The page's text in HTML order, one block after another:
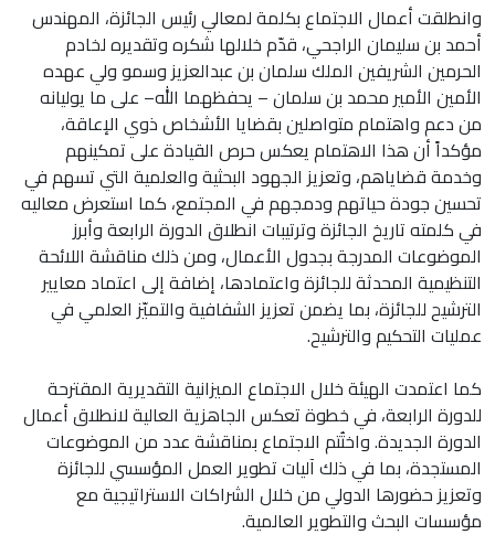
وانطلقت أعمال الاجتماع بكلمة لمعالي رئيس الجائزة، المهندس
أحمد بن سليمان الراجحي، قدّم خلالها شكره وتقديره لخادم
الحرمين الشريفين الملك سلمان بن عبدالعزيز وسمو ولي عهده
الأمين الأمير محمد بن سلمان – يحفظهما الله– على ما يوليانه
من دعم واهتمام متواصلين بقضايا الأشخاص ذوي الإعاقة،
مؤكداً أن هذا الاهتمام يعكس حرص القيادة على تمكينهم
وخدمة قضاياهم، وتعزيز الجهود البحثية والعلمية التي تسهم في
تحسين جودة حياتهم ودمجهم في المجتمع، كما استعرض معاليه
في كلمته تاريخ الجائزة وترتيبات انطلاق الدورة الرابعة وأبرز
الموضوعات المدرجة بجدول الأعمال، ومن ذلك مناقشة اللائحة
التنظيمية المحدثة للجائزة واعتمادها، إضافة إلى اعتماد معايير
الترشيح للجائزة، بما يضمن تعزيز الشفافية والتميّز العلمي في
عمليات التحكيم والترشيح.
كما اعتمدت الهيئة خلال الاجتماع الميزانية التقديرية المقترحة
للدورة الرابعة، في خطوة تعكس الجاهزية العالية لانطلاق أعمال
الدورة الجديدة. واختُتم الاجتماع بمناقشة عدد من الموضوعات
المستجدة، بما في ذلك آليات تطوير العمل المؤسسي للجائزة
وتعزيز حضورها الدولي من خلال الشراكات الاستراتيجية مع
مؤسسات البحث والتطوير العالمية.